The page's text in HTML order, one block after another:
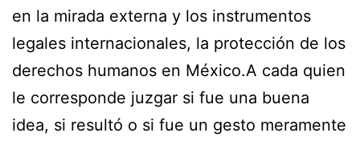
en la mirada externa y los instrumentos
legales internacionales, la protección de los
derechos humanos en México.A cada quien
le corresponde juzgar si fue una buena
idea, si resultó o si fue un gesto meramente